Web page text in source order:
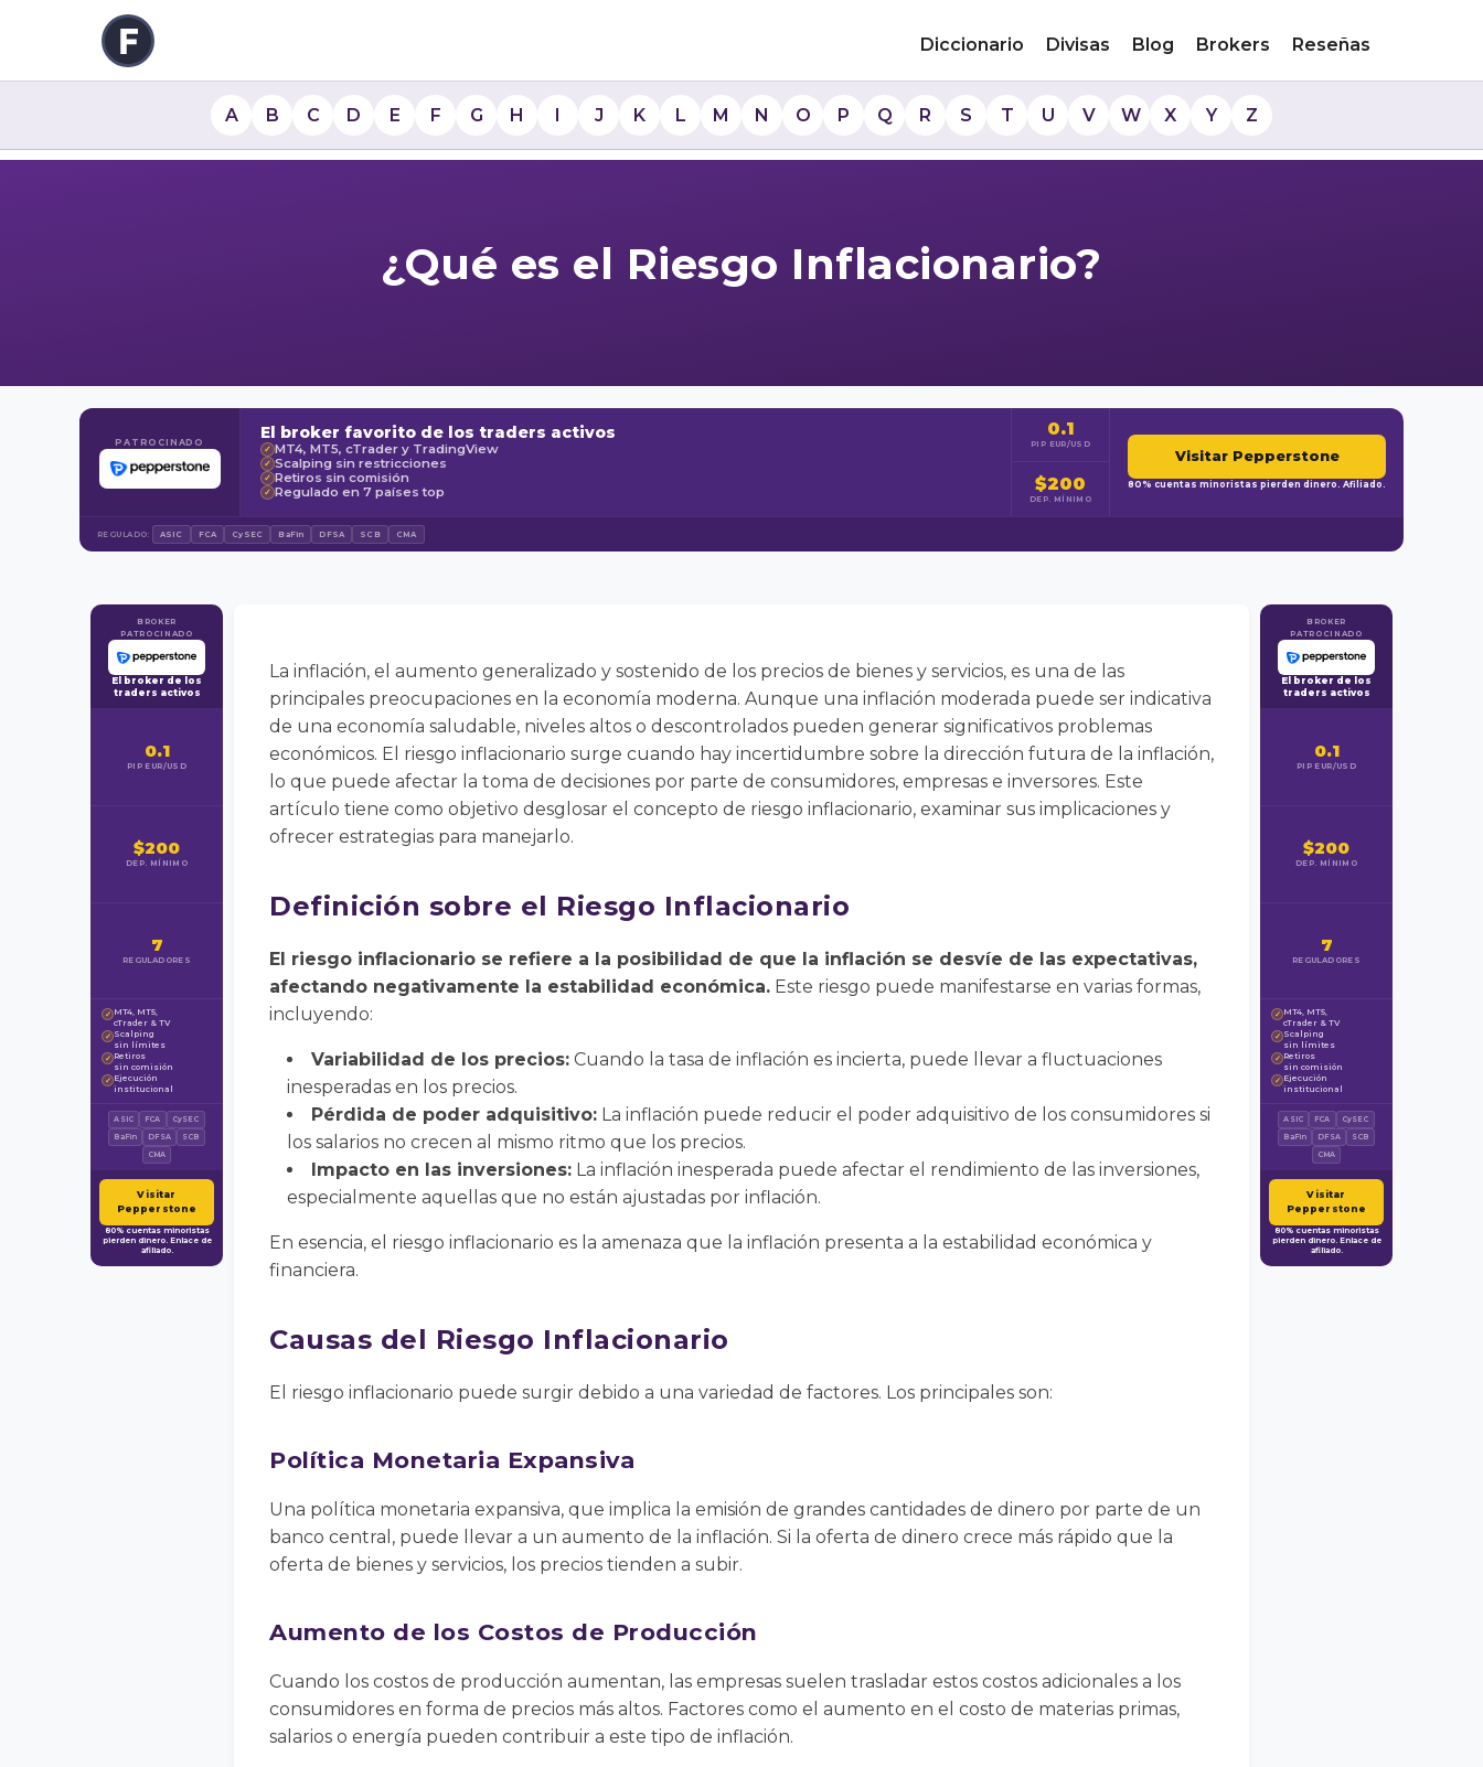
Diccionario Divisas Blog Brokers Reseñas
A B C D E F G H I J K L M N O P Q R S T U V W X Y Z
¿Qué es el Riesgo Inflacionario?
PATROCINADO El broker favorito de los traders activos
✓ MT4, MT5, cTrader y TradingView
✓ Scalping sin restricciones
✓ Retiros sin comisión
✓ Regulado en 7 países top
0.1
PIP EUR/USD
$200
DEP. MÍNIMO
Visitar Pepperstone
80% cuentas minoristas pierden dinero. Afiliado.
REGULADO: ASIC FCA CySEC BaFin DFSA SCB CMA
BROKER
PATROCINADO
El broker de los
traders activos
0.1
PIP EUR/USD
$200
DEP. MÍNIMO
7
REGULADORES
✓ MT4, MT5,
cTrader & TV
✓ Scalping
sin límites
✓ Retiros
sin comisión
✓ Ejecución
institucional
ASIC FCA
CySEC
BaFin
DFSA
SCB
CMA
Visitar
Pepperstone
80% cuentas minoristas
pierden dinero. Enlace de
afiliado.
La inflación, el aumento generalizado y sostenido de los precios de bienes y servicios, es una de las
principales preocupaciones en la economía moderna. Aunque una inflación moderada puede ser indicativa
de una economía saludable, niveles altos o descontrolados pueden generar significativos problemas
económicos. El riesgo inflacionario surge cuando hay incertidumbre sobre la dirección futura de la inflación,
lo que puede afectar la toma de decisiones por parte de consumidores, empresas e inversores. Este
artículo tiene como objetivo desglosar el concepto de riesgo inflacionario, examinar sus implicaciones y
ofrecer estrategias para manejarlo.
Definición sobre el Riesgo Inflacionario
El riesgo inflacionario se refiere a la posibilidad de que la inflación se desvíe de las expectativas,
afectando negativamente la estabilidad económica. Este riesgo puede manifestarse en varias formas,
incluyendo:
Variabilidad de los precios: Cuando la tasa de inflación es incierta, puede llevar a fluctuaciones
inesperadas en los precios.
Pérdida de poder adquisitivo: La inflación puede reducir el poder adquisitivo de los consumidores si
los salarios no crecen al mismo ritmo que los precios.
Impacto en las inversiones: La inflación inesperada puede afectar el rendimiento de las inversiones,
especialmente aquellas que no están ajustadas por inflación.
En esencia, el riesgo inflacionario es la amenaza que la inflación presenta a la estabilidad económica y
financiera.
Causas del Riesgo Inflacionario
El riesgo inflacionario puede surgir debido a una variedad de factores. Los principales son:
Política Monetaria Expansiva
Una política monetaria expansiva, que implica la emisión de grandes cantidades de dinero por parte de un
banco central, puede llevar a un aumento de la inflación. Si la oferta de dinero crece más rápido que la
oferta de bienes y servicios, los precios tienden a subir.
Aumento de los Costos de Producción
Cuando los costos de producción aumentan, las empresas suelen trasladar estos costos adicionales a los
consumidores en forma de precios más altos. Factores como el aumento en el costo de materias primas,
salarios o energía pueden contribuir a este tipo de inflación.
BROKER
PATROCINADO
El broker de los
traders activos
0.1
PIP EUR/USD
$200
DEP. MÍNIMO
7
REGULADORES
✓ MT4, MT5,
cTrader & TV
✓ Scalping
sin límites
✓ Retiros
sin comisión
✓ Ejecución
institucional
ASIC FCA
CySEC
BaFin
DFSA
SCB
CMA
Visitar
Pepperstone
80% cuentas minoristas
pierden dinero. Enlace de
afiliado.